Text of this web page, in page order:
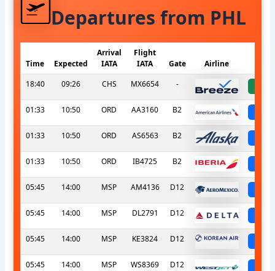
Departures from PHL
Time Expected
Arrival
IATA
Flight
IATA
Gate Airline
18:40
09:26 CHS MX6654 -
01:33 10:50 ORD AA3160 B2
01:33 10:50 ORD AS6563 B2
01:33 10:50 ORD IB4725 B2
05:45 14:00 MSP AM4136 D12
05:45 14:00 MSP DL2791 D12
05:45 14:00 MSP KE3824 D12
05:45 14:00 MSP WS8369 D12